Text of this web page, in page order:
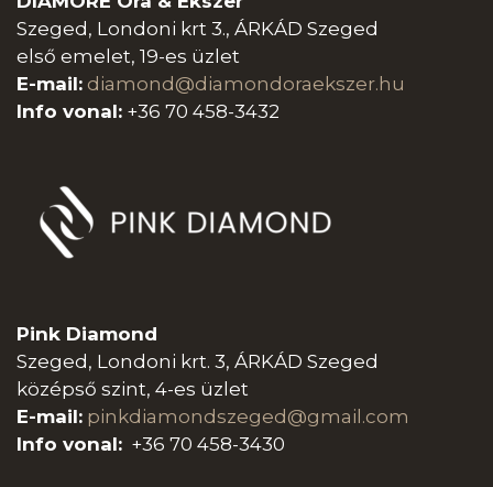
Szeged, Londoni krt 3., ÁRKÁD Szeged
első emelet, 19-es üzlet
E-mail: diamond@diamondoraekszer.hu
Info vonal: +36 70 458-3432
Pink Diamond
Szeged, Londoni krt. 3, ÁRKÁD Szeged
középső szint, 4-es üzlet
E-mail: pinkdiamondszeged@gmail.com
Info vonal: +36 70 458-3430